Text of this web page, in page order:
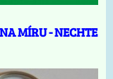
MÍRU - NECHTE